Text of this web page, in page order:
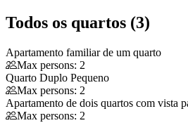
Todos os quartos (3)
Apartamento familiar de um quarto
Max persons: 2
Quarto Duplo Pequeno
Max persons: 2
Apartamento de dois quartos com vista
Max persons: 2